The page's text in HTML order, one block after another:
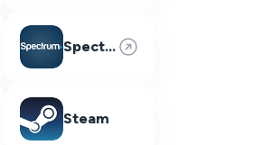
Spectrum
Steam